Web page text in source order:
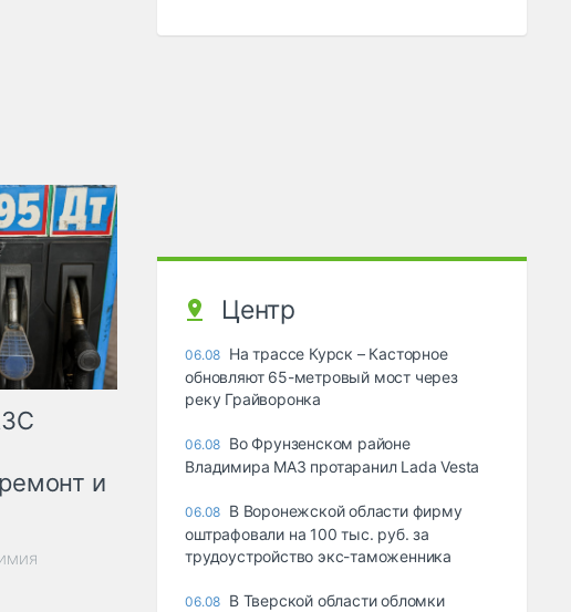
и
Центр
06.08 На трассе Курск – Касторное
обновляют 65-метровый мост через
реку Грайворонка
06.08 Во Фрунзенском районе
Владимира МАЗ протаранил Lada Vesta
06.08 В Воронежской области фирму
оштрафовали на 100 тыс. руб. за
трудоустройство экс-таможенника
06.08 В Тверской области обломки